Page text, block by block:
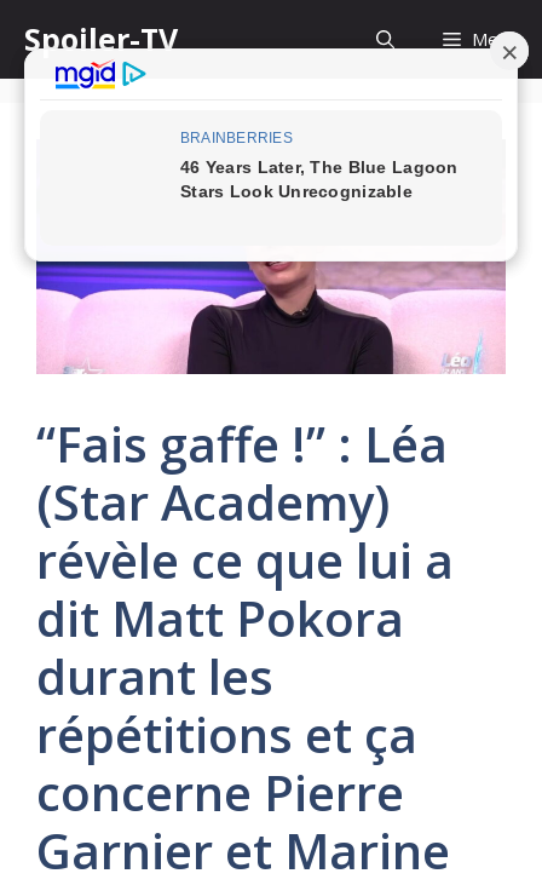
content
Spoiler-TV Menu
“Fais gaffe !” : Léa
(Star Academy)
révèle ce que lui a
dit Matt Pokora
durant les
répétitions et ça
concerne Pierre
Garnier et Marine